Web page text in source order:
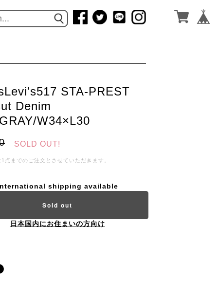
STA-PREST
Denim
W34×L30
SOLD OUT!
点までのご注文とさせていただきます。
shipping available
Sold out
日本国内にお住まいの方向け